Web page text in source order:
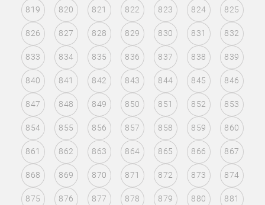
819 820 821 822 823 824 825
826 827 828 829 830 831 832
833 834 835 836 837 838 839
840 841 842 843 844 845 846
847 848 849 850 851 852 853
854 855 856 857 858 859 860
861 862 863 864 865 866 867
868 869 870 871 872 873 874
875 876 877 878 879 880 881